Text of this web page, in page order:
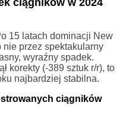
15 latach dominacji New
nie przez spektakularny
wyraźny spadek.
korekty (-389 sztuk r/r), to
najbardziej stabilna.
ciągników